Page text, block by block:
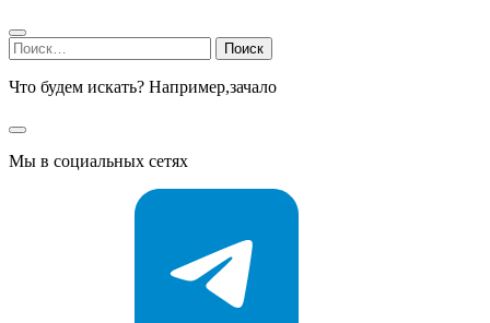
Найти:
Что будем искать? Например,зачало
Мы в социальных сетях